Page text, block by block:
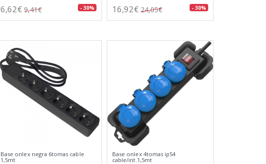
6,62€ 9,41€ - 30% 16,92€ 24,05€ - 30%
Base onlex negra 6tomas cable
1,5mt
Base onlex 4tomas ip54
cable/int.1,5mt